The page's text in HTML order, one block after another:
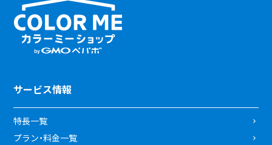
サービス情報
特長一覧
プラン・料金一覧